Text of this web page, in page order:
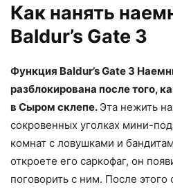
Как нанять
Baldur’s Gate 3
Функция Baldur’s Gate 3
разблокирована после того,
в Сыром склепе. Эта нежить
сокровенных уголках мини-
комнат с ловушками и
откроете его саркофаг, он
поговорить с ним. После этого